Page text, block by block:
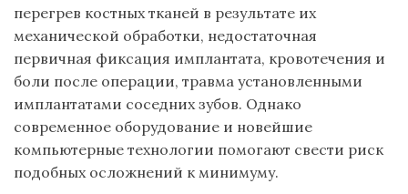
перегрев костных тканей в результате их
механической обработки, недостаточная
первичная фиксация имплантата, кровотечения и
боли после операции, травма установленными
имплантатами соседних зубов. Однако
современное оборудование и новейшие
компьютерные технологии помогают свести риск
подобных осложнений к минимуму.